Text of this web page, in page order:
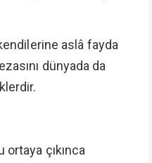
aslâ fayda
dünyada da
çıkınca